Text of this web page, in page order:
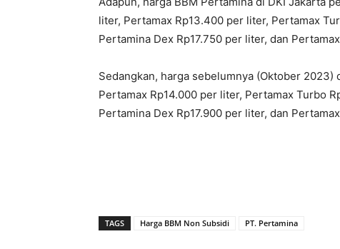
liter, Pertamax Rp13.400 per liter, Pertamax
Pertamina Dex Rp17.750 per liter, dan
Sedangkan, harga sebelumnya (Oktober
Pertamax Rp14.000 per liter, Pertamax Turbo
Pertamina Dex Rp17.900 per liter, dan
TAGS Harga BBM Non Subsidi PT. Pertamina